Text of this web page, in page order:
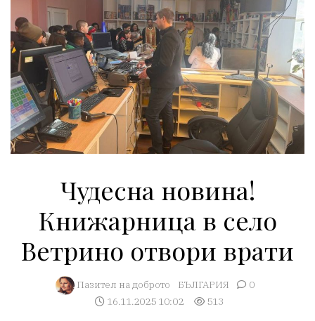
Чудесна новина!
Книжарница в село
Ветрино отвори врати
Пазител на доброто БЪЛГАРИЯ
0
16.11.2025 10:02
513